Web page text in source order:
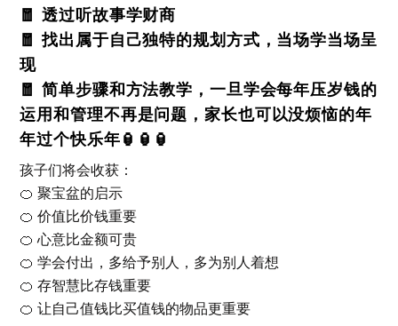
🧧 透过听故事学财商
🧧 找出属于自己独特的规划方式，当场学当场呈
现
🧧 简单步骤和方法教学，一旦学会每年压岁钱的
运用和管理不再是问题，家长也可以没烦恼的年
年过个快乐年🏮🏮🏮
孩子们将会收获：
🍊 聚宝盆的启示
🍊 价值比价钱重要
🍊 心意比金额可贵
🍊 学会付出，多给予别人，多为别人着想
🍊 存智慧比存钱重要
🍊 让自己值钱比买值钱的物品更重要